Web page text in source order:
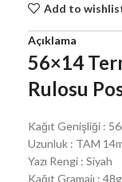
Add to
Açıklama
56×14
Rulosu
Kağıt Genişliği :
Uzunluk : TAM
Yazı Rengi : Siyah
Kağıt Gramajı :